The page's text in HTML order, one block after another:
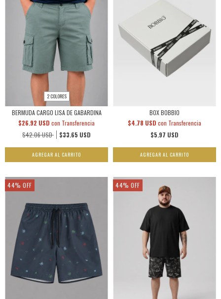
2 COLORES
BERMUDA CARGO LISA DE GABARDINA
$42.06 USD $33.65 USD
$26.92 USD con Transferencia
AGREGAR AL CARRITO
BOX BOBBIO
$5.97 USD
$4.78 USD con Transferencia
44% OFF 44% OFF